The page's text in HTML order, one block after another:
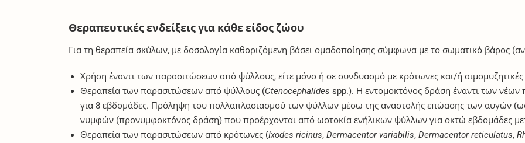
Θεραπευτικές ενδείξεις για κάθε είδος ζώου
Για τη θεραπεία σκύλων, με δοσολογία καθοριζόμενη βάσει ομαδοποίησης σύμφωνα με το σωματικό βάρος
Χρήση έναντι των παρασιτώσεων από ψύλλους, είτε μόνο ή σε συνδυασμό με κρότωνες και/ή αιμομυζητικές
Θεραπεία των παρασιτώσεων από ψύλλους (Ctenocephalides spp.). Η εντομοκτόνος δράση έναντι των
για 8 εβδομάδες. Πρόληψη του πολλαπλασιασμού των ψύλλων μέσω της αναστολής επώασης των αυγών
νυμφών (προνυμφοκτόνος δράση) που προέρχονται από ωοτοκία ενήλικων ψύλλων για οκτώ εβδομάδες
Θεραπεία των παρασιτώσεων από κρότωνες (Ixodes ricinus,Dermacentor variabilis,Dermacentor reticulatus,